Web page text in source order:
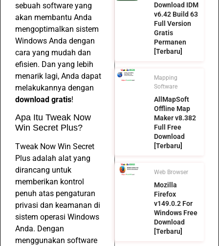
sebuah software yang
akan membantu Anda
mengoptimalkan sistem
Windows Anda dengan
cara yang mudah dan
efisien. Dan yang lebih
menarik lagi, Anda dapat
melakukannya dengan
download gratis!
Apa Itu Tweak Now
Win Secret Plus?
Tweak Now Win Secret
Plus adalah alat yang
dirancang untuk
memberikan kontrol
penuh atas pengaturan
privasi dan keamanan di
sistem operasi Windows
Anda. Dengan
menggunakan software
Download IDM
v6.42 Build 63
Full Version
Gratis
Permanen
[Terbaru]
Mapping
Software
AllMapSoft
Offline Map
Maker v8.382
Full Free
Download
[Terbaru]
Web Browser
Mozilla
Firefox
v149.0.2 For
Windows Free
Download
[Terbaru]